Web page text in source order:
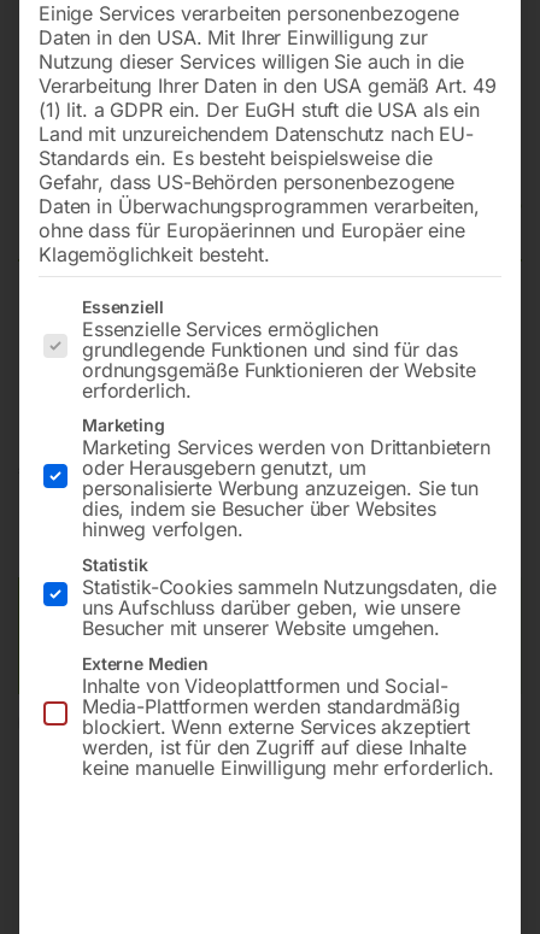
Mahindra MP-30 Diesel-
Stromerzeuger
Maximalleistung von 30 kVA – 24 kW
400V Anschlüsse / ATS
4 Zylinder Dieselmotor, wassergekühlt
11.670,00
inkl. MwSt. Kostenloser Versand
Versandbereit in KW 36/2026
Versandkosten Standard (Österreich):€0,00
Bitte beachten Sie: Die Versandkosten gelten für Österreich.
Andere Länder können abweichen.
In den Warenkorb
Einige Services verarbeiten personenbezogene
Daten in den USA. Mit Ihrer Einwilligung zur
Nutzung dieser Services willigen Sie auch in die
Verarbeitung Ihrer Daten in den USA gemäß Art. 49
(1) lit. a GDPR ein. Der EuGH stuft die USA als ein
Land mit unzureichendem Datenschutz nach EU-
Standards ein. Es besteht beispielsweise die
Gefahr, dass US-Behörden personenbezogene
Daten in Überwachungsprogrammen verarbeiten,
ohne dass für Europäerinnen und Europäer eine
Klagemöglichkeit besteht.
Es folgt eine Liste der Service-Gruppen, für die eine
Essenziell
Essenzielle Services ermöglichen
grundlegende Funktionen und sind für das
ordnungsgemäße Funktionieren der Website
erforderlich.
Marketing
Marketing Services werden von Drittanbietern
oder Herausgebern genutzt, um
personalisierte Werbung anzuzeigen. Sie tun
dies, indem sie Besucher über Websites
hinweg verfolgen.
Statistik
Statistik-Cookies sammeln Nutzungsdaten, die
uns Aufschluss darüber geben, wie unsere
Besucher mit unserer Website umgehen.
Externe Medien
Inhalte von Videoplattformen und Social-
Media-Plattformen werden standardmäßig
blockiert. Wenn externe Services akzeptiert
werden, ist für den Zugriff auf diese Inhalte
keine manuelle Einwilligung mehr erforderlich.